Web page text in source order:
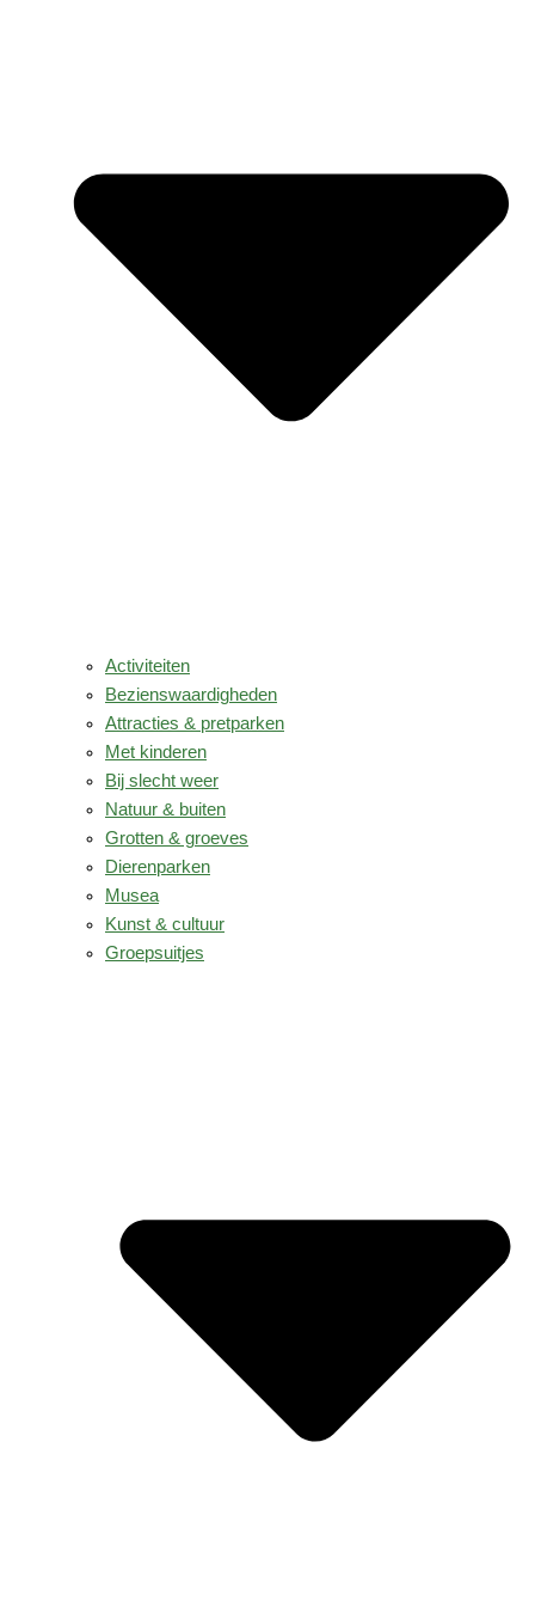
Activiteiten
Bezienswaardigheden
Attracties & pretparken
Met kinderen
Bij slecht weer
Natuur & buiten
Grotten & groeves
Dierenparken
Musea
Kunst & cultuur
Groepsuitjes